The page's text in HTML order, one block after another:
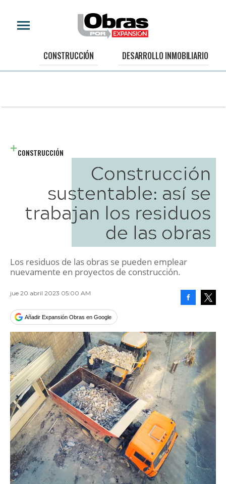
CONSTRUCCIÓN DESARROLLO INMOBILIARIO
CONSTRUCCIÓN
Construcción
sustentable: así se
trabajan los residuos
de las obras
Los residuos de las obras se pueden emplear
nuevamente en proyectos de construcción.
jue 20 abril 2023 05:00 AM
Añadir Expansión Obras en Google